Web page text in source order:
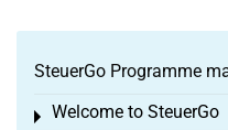
SteuerGo Programme
Welcome to SteuerGo
Toggle menu